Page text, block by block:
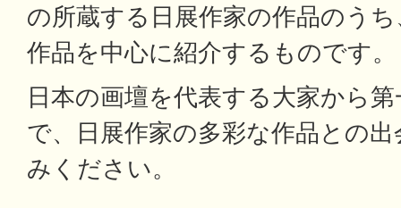
の所蔵する日展作家の作品のう
作品を中心に紹介するものです。
日本の画壇を代表する大家から
で、日展作家の多彩な作品との
みください。